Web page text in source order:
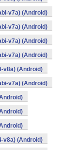
v7a) (Android)
v7a) (Android)
v7a) (Android)
v7a) (Android)
v8a) (Android)
v7a) (Android)
v8a) (Android)